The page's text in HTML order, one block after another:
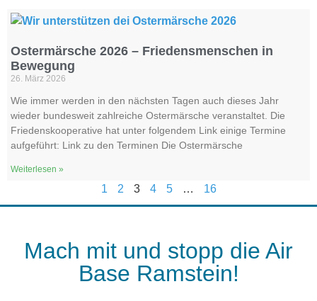
Ostermärsche 2026 – Friedensmenschen in
Bewegung
26. März 2026
Wie immer werden in den nächsten Tagen auch dieses Jahr
wieder bundesweit zahlreiche Ostermärsche veranstaltet. Die
Friedenskooperative hat unter folgendem Link einige Termine
aufgeführt: Link zu den Terminen Die Ostermärsche
Weiterlesen »
1 2 3 4 5 … 16
Mach mit und stopp die Air
Base Ramstein!